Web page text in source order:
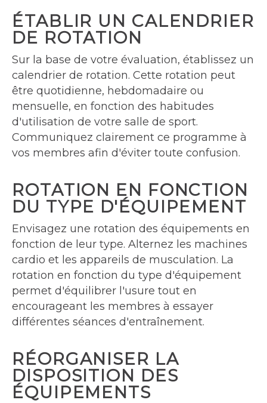
ÉTABLIR UN CALENDRIER
DE ROTATION
Sur la base de votre évaluation, établissez un
calendrier de rotation. Cette rotation peut
être quotidienne, hebdomadaire ou
mensuelle, en fonction des habitudes
d'utilisation de votre salle de sport.
Communiquez clairement ce programme à
vos membres afin d'éviter toute confusion.
ROTATION EN FONCTION
DU TYPE D'ÉQUIPEMENT
Envisagez une rotation des équipements en
fonction de leur type. Alternez les machines
cardio et les appareils de musculation. La
rotation en fonction du type d'équipement
permet d'équilibrer l'usure tout en
encourageant les membres à essayer
différentes séances d'entraînement.
RÉORGANISER LA
DISPOSITION DES
ÉQUIPEMENTS